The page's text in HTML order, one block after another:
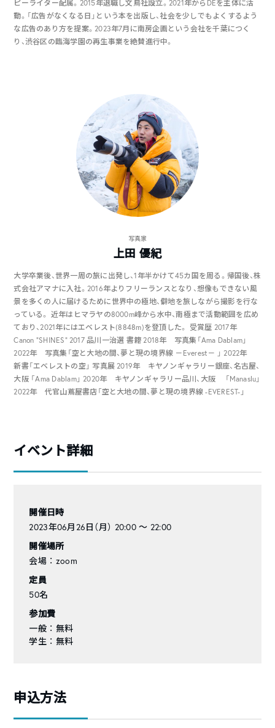
ピーライター配属。2015年退職し文鳥社設立。2021年からDEを主体に活
動。「広告がなくなる日」という本を出版し、社会を少しでもよくするよう
な広告のあり方を提案。2023年7月に南房企画という会社を千葉につく
り、渋谷区の臨海学園の再生事業を絶賛進行中。
写真家
上田 優紀
大学卒業後、世界一周の旅に出発し、1年半かけて45カ国を周る。帰国後、株
式会社アマナに入社。2016年よりフリーランスとなり、想像もできない風
景を多くの人に届けるために世界中の極地、僻地を旅しながら撮影を行な
っている。 近年はヒマラヤの8000m峰から水中、南極まで活動範囲を広め
ており、2021年にはエベレスト(8848m)を登頂した。 受賞歴 2017年
Canon "SHINES" 2017 品川一治選 書籍 2018年 写真集「Ama Dablam」
2022年 写真集「空と大地の間、夢と現の境界線 －Everest－ 」 2022年
新書「エベレストの空」 写真展 2019年 キヤノンギャラリー銀座、名古屋、
大阪 「Ama Dablam」 2020年 キヤノンギャラリー品川、大阪 「Manaslu」
2022年 代官山蔦屋書店「空と大地の間、夢と現の境界線 -EVEREST-」
イベント詳細
開催日時
2023年06月26日（月） 20:00 〜 22:00
開催場所
会場 ： zoom
定員
50名
参加費
一般 ： 無料
学生 ： 無料
申込方法